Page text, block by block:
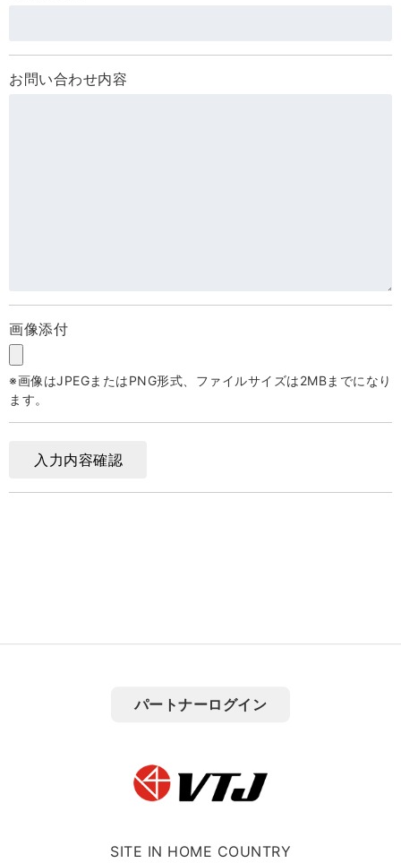
お問い合わせ内容
画像添付
※画像はJPEGまたはPNG形式、ファイルサイズは2MBまでになり
ます。
パートナーログイン
SITE IN HOME COUNTRY